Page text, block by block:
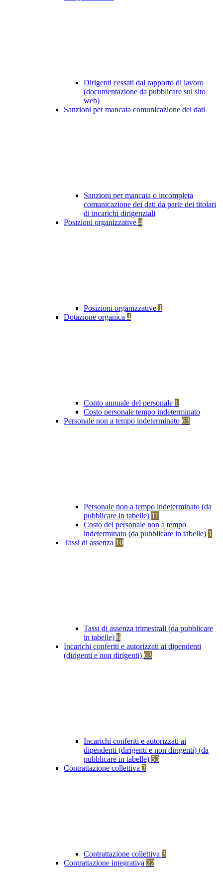
Dirigenti cessati dal rapporto di lavoro
(documentazione da pubblicare sul sito
web)
Sanzioni per mancata comunicazione dei dati
Sanzioni per mancata o incompleta
comunicazione dei dati da parte dei titolari
di incarichi dirigenziali
Posizioni organizzative 4
Posizioni organizzative 1
Dotazione organica 4
Conto annuale del personale 1
Costo personale tempo indeterminato
Personale non a tempo indeterminato 63
Personale non a tempo indeterminato (da
pubblicare in tabelle) 11
Costo del personale non a tempo
indeterminato (da pubblicare in tabelle) 1
Tassi di assenza 10
Tassi di assenza trimestrali (da pubblicare
in tabelle) 6
Incarichi conferiti e autorizzati ai dipendenti
(dirigenti e non dirigenti) 63
Incarichi conferiti e autorizzati ai
dipendenti (dirigenti e non dirigenti) (da
pubblicare in tabelle) 53
Contrattazione collettiva 3
Contrattazione collettiva 3
Contrattazione integrativa 22